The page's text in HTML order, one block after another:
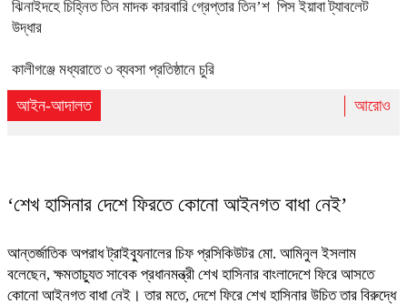
ঝিনাইদহে চিহ্নিত তিন মাদক কারবারি গ্রেপ্তার তিন’শ পিস ইয়াবা ট্যাবলেট
উদ্ধার
কালীগঞ্জে মধ্যরাতে ৩ ব্যবসা প্রতিষ্ঠানে চুরি
আইন-আদালত আরোও
‘শেখ হাসিনার দেশে ফিরতে কোনো আইনগত বাধা নেই’
আন্তর্জাতিক অপরাধ ট্রাইব্যুনালের চিফ প্রসিকিউটর মো. আমিনুল ইসলাম
বলেছেন, ক্ষমতাচ্যুত সাবেক প্রধানমন্ত্রী শেখ হাসিনার বাংলাদেশে ফিরে আসতে
কোনো আইনগত বাধা নেই। তার মতে, দেশে ফিরে শেখ হাসিনার উচিত তার বিরুদ্ধে